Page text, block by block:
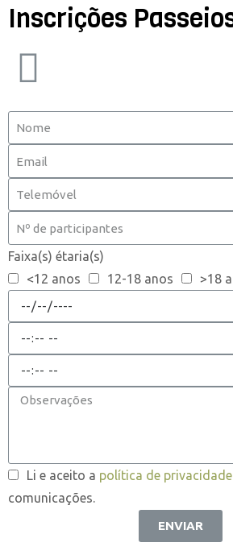
Inscrições
Faixa(s) étaria(s)
<12 anos
12-18 anos >18
Li e aceito a política de privacidade
comunicações.
ENVIAR